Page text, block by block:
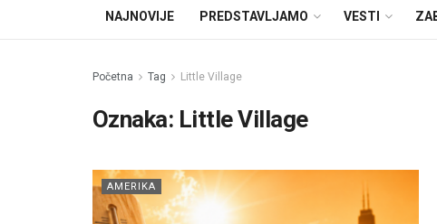
NAJNOVIJE PREDSTAVLJAMO VESTI
Početna Tag Little Village
Oznaka: Little Village
AMERIKA